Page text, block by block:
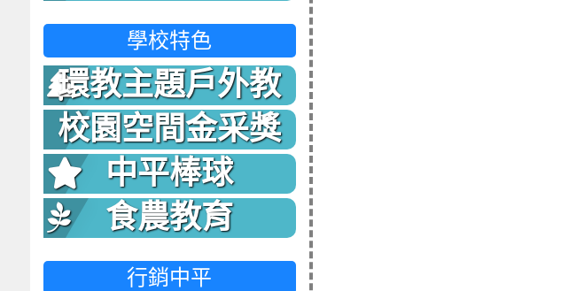
學校特色
環教主題戶外教
室
校園空間金采獎
中平棒球
食農教育
行銷中平